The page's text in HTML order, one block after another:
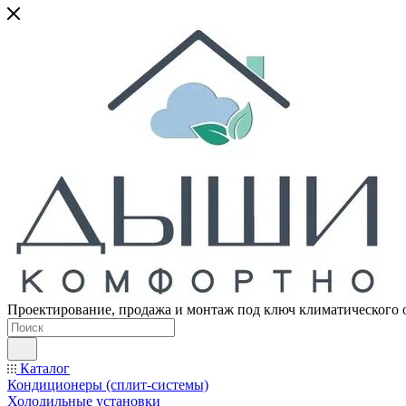
Проектирование, продажа и монтаж под ключ климатического
Каталог
Кондиционеры (сплит-системы)
Холодильные установки